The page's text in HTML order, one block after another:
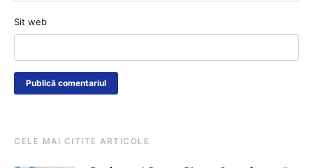
Sit web
CELE MAI CITITE ARTICOLE